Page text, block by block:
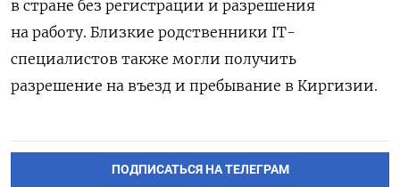
в стране без регистрации и разрешения
на работу. Близкие родственники IT-
специалистов также могли получить
разрешение на въезд и пребывание в Киргизии.
ПОДПИСАТЬСЯ НА ТЕЛЕГРАМ